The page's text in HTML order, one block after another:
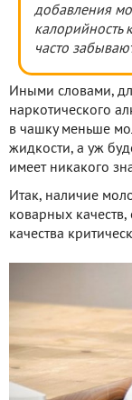
добавления
калорийность
часто
Иными словами,
наркотического
в чашку меньше
жидкости, а уж
имеет никакого
Итак, наличие
коварных качеств,
качества